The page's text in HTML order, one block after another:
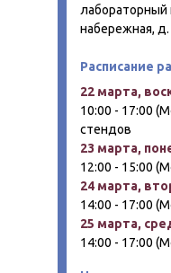
лабораторный
набережная,
Расписание
22 марта,
10:00 - 17:00
стендов
23 марта,
12:00 - 15:00
24 марта,
14:00 - 17:00
25 марта,
14:00 - 17:00